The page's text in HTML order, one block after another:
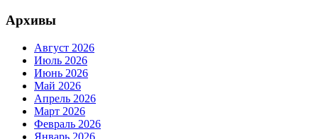
Архивы
Август 2026
Июль 2026
Июнь 2026
Май 2026
Апрель 2026
Март 2026
Февраль 2026
Январь 2026